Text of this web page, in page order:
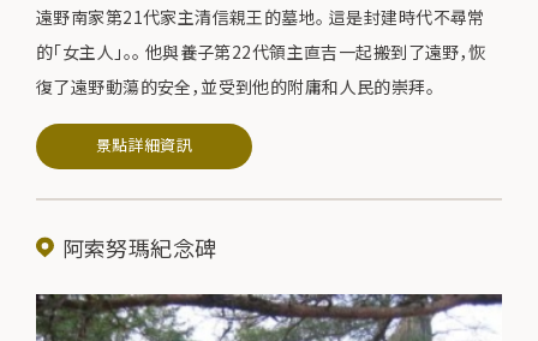
遠野南家第21代家主清信親王的墓地。 這是封建時代不尋常
的「女主人」。。 他與養子第22代領主直吉一起搬到了遠野，恢
復了遠野動蕩的安全，並受到他的附庸和人民的崇拜。
景點詳細資訊
阿索努瑪紀念碑